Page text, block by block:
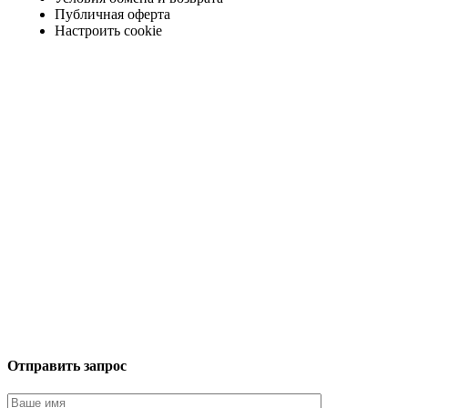
Публичная оферта
Настроить cookie
Отправить запрос